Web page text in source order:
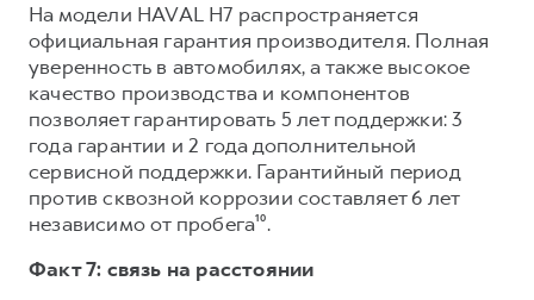
На модели HAVAL H7 распространяется
официальная гарантия производителя. Полная
уверенность в автомобилях, а также высокое
качество производства и компонентов
позволяет гарантировать 5 лет поддержки: 3
года гарантии и 2 года дополнительной
сервисной поддержки. Гарантийный период
против сквозной коррозии составляет 6 лет
независимо от пробега¹⁰.
Факт 7: связь на расстоянии